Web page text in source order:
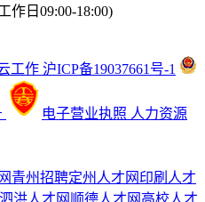
作日09:00-18:00)
工作 沪ICP备19037661号-1
电子营业执照 人力资源
青州招聘定州人才网 印刷人才
泗洪人才网 顺德人才网 高校人才